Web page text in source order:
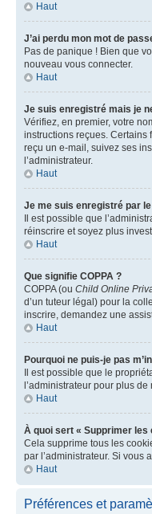
Haut
J’ai perdu mon mot de
Pas de panique ! Bien que
nouveau vous connecter.
Haut
Je suis enregistré mais je
Vérifiez, en premier, votre
instructions reçues. Certains
reçu un e-mail, suivez ses
l’administrateur.
Haut
Je me suis enregistré par
Il est possible que
réinscrire et soyez plus
Haut
Que signifie COPPA ?
COPPA (ou Child Online
d’un tuteur légal) pour la
inscrire, demandez une
Haut
Pourquoi ne puis-je pas
Il est possible que le
l’administrateur pour plus
Haut
À quoi sert « Supprimer les
Cela supprime tous les
par l’administrateur. Si vous
Haut
Préférences et